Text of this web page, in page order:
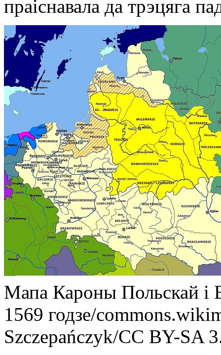
праіснавала да трэцяга
Мапа Кароны Польскай і
1569 годзе/
Szczepańczyk/CC BY-SA